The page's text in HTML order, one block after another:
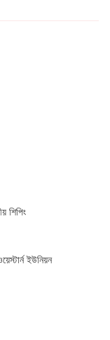
শিপিং
ইউনিয়ন